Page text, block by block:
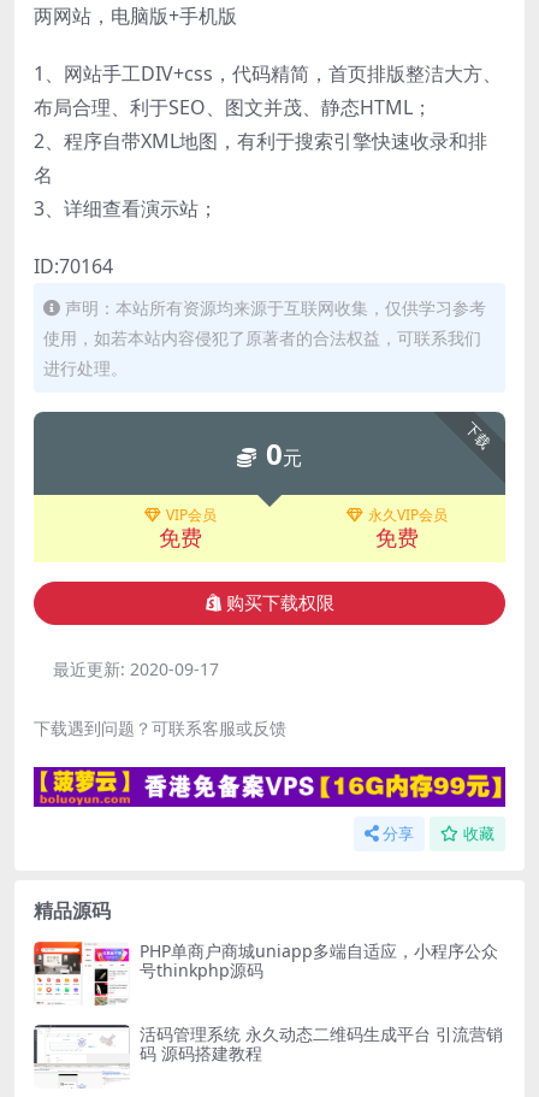
两网站，电脑版+手机版
1、网站手工DIV+css，代码精简，首页排版整洁大方、
布局合理、利于SEO、图文并茂、静态HTML；
2、程序自带XML地图，有利于搜索引擎快速收录和排
名
3、详细查看演示站；
ID:70164
声明：本站所有资源均来源于互联网收集，仅供学习参考
使用，如若本站内容侵犯了原著者的合法权益，可联系我们
进行处理。
下载
0元
VIP会员
免费
永久VIP会员
免费
购买下载权限
最近更新: 2020-09-17
下载遇到问题？可联系客服或反馈
分享 收藏
精品源码
PHP单商户商城uniapp多端自适应，小程序公众
号thinkphp源码
活码管理系统 永久动态二维码生成平台 引流营销
码 源码搭建教程